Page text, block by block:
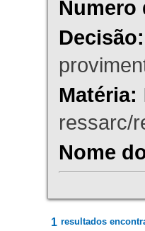
Numero
Decisão:
Matéria:
ressarc/
Nome
1 resultados